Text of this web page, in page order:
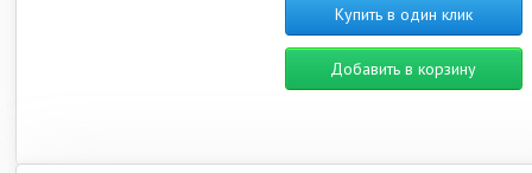
Купить в один клик
Добавить в корзину